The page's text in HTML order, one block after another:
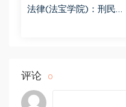
法律(法宝学院)：刑民交
评论 0